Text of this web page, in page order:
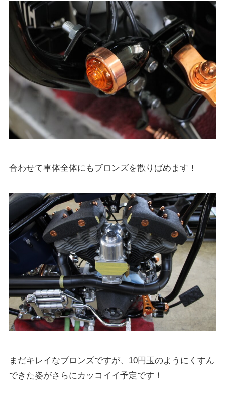
合わせて車体全体にもブロンズを散りばめます！
まだキレイなブロンズですが、10円玉のようにくすん
できた姿がさらにカッコイイ予定です！